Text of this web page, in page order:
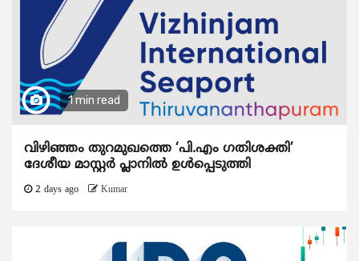
1 min read
വിഴിഞ്ഞം തുറമുഖത്തെ ‘പി.എം ഗതിശക്തി’
ദേശീയ മാസ്റ്റർ പ്ലാനിൽ ഉൾപ്പെടുത്തി
2 days ago Kumar